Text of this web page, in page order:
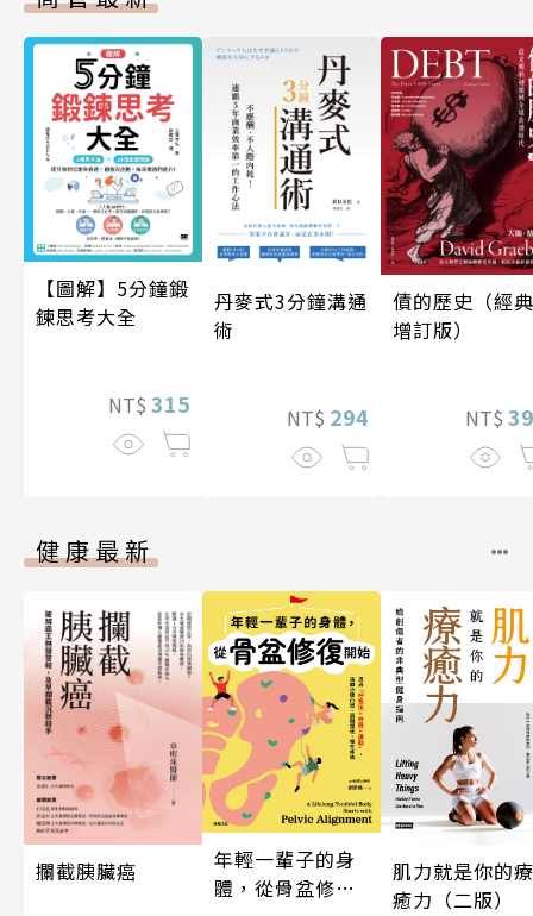
【圖解】5分鐘鍛
鍊思考大全
NT$ 315
丹麥式3分鐘溝通
術
NT$ 294
債的歷史（經典
增訂版）
NT$
健康最新
攔截胰臟癌
年輕一輩子的身
體，從骨盆修復
肌力就是你的療
癒力（二版）